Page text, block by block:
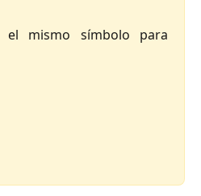
el mismo símbolo para